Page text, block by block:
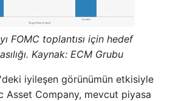
FOMC toplantısı için hedef
Kaynak: ECM Grubu
iyileşen görünümün etkisiyle
Asset Company, mevcut piyasa